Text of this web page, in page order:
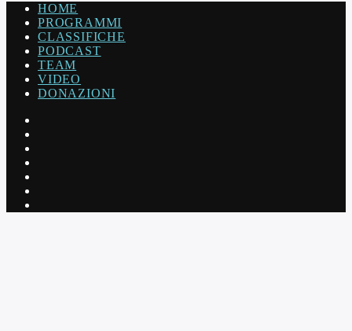
HOME
PROGRAMMI
CLASSIFICHE
PODCAST
TEAM
VIDEO
DONAZIONI